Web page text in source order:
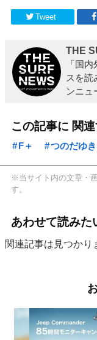
Tweet
THE
「国
スを読
ンニュ
この記事に 関
F＋ つのだゆき
※当サイト内の文章・
す。
あわせて読みた
関連記事は見つかり